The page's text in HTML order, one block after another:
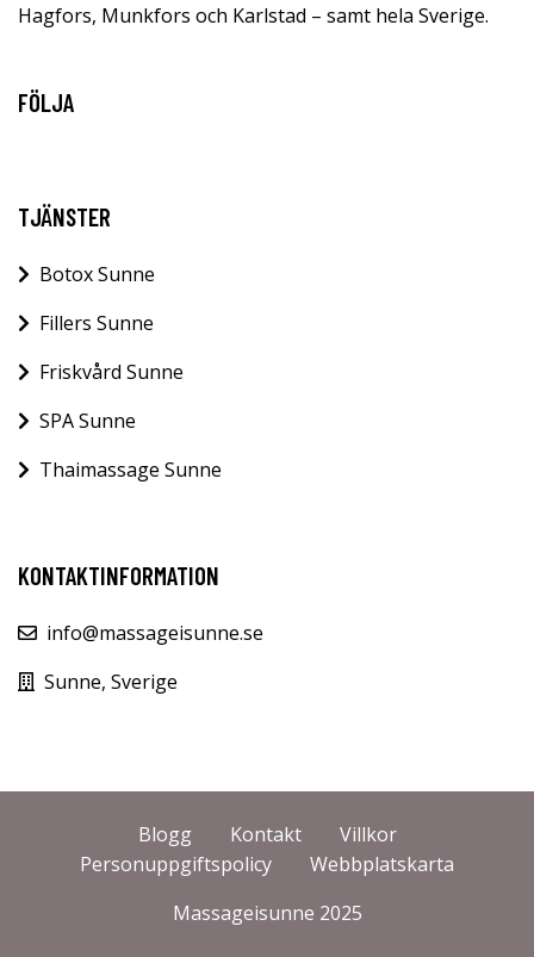
Hagfors, Munkfors och Karlstad – samt hela Sverige.
FÖLJA
TJÄNSTER
Botox Sunne
Fillers Sunne
Friskvård Sunne
SPA Sunne
Thaimassage Sunne
KONTAKTINFORMATION
info@massageisunne.se
Sunne, Sverige
Massageisunne 2025
Blogg Kontakt
Villkor
Personuppgiftspolicy
Webbplatskarta